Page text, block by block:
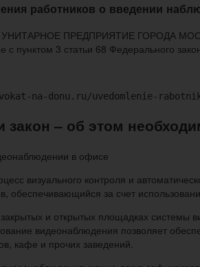
работников о введении
ПРЕДПРИЯТИЕ ГОРОДА
с пунктом 3 статьи 68 Федерального
na-donu.ru/uvedomlenie-
закон – об этом
визуального контроля и
обеспечивающийся за счет
и открытых площадках системы
видеонаблюдения позволяет
кафе и прочих заведений.